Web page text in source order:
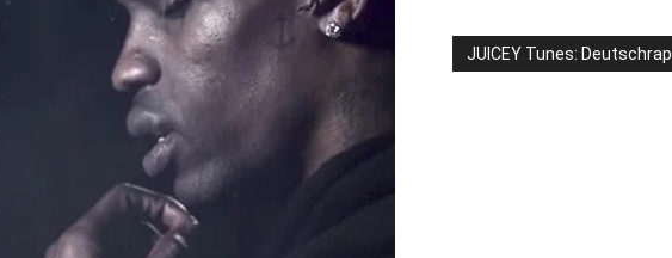
JUICEY Tunes: Deutschrap